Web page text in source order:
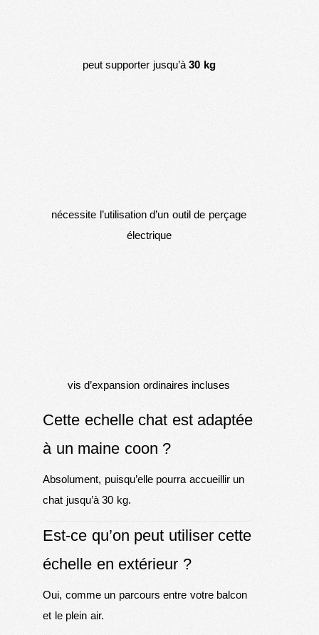
peut supporter jusqu’à 30 kg
nécessite l’utilisation d’un outil de perçage
électrique
vis d’expansion ordinaires incluses
Cette echelle chat est adaptée
à un maine coon ?
Absolument, puisqu’elle pourra accueillir un
chat jusqu’à 30 kg.
Est-ce qu’on peut utiliser cette
échelle en extérieur ?
Oui, comme un parcours entre votre balcon
et le plein air.